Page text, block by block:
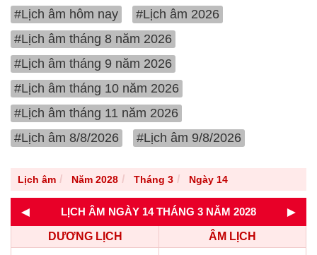
#Lịch âm hôm nay
#Lịch âm 2026
#Lịch âm tháng 8 năm 2026
#Lịch âm tháng 9 năm 2026
#Lịch âm tháng 10 năm 2026
#Lịch âm tháng 11 năm 2026
#Lịch âm 8/8/2026
#Lịch âm 9/8/2026
Lịch âm Năm 2028 Tháng 3 Ngày 14
◄ LỊCH ÂM NGÀY 14 THÁNG 3 NĂM 2028 ►
DƯƠNG LỊCH ÂM LỊCH